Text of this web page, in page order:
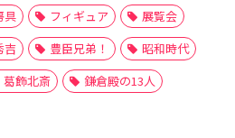
具 フィギュア
展覧会
吉 豊臣兄弟！
昭和時代
葛飾北斎 鎌倉殿の13人